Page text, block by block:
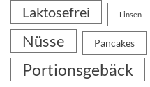
Laktosefrei Linsen
Nüsse Pancakes
Portionsgebäck